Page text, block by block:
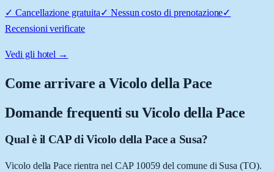
✓ Cancellazione gratuita✓ Nessun costo di prenotazione✓
Recensioni verificate
Vedi gli hotel →
Come arrivare aVicolo della Pace
Domande frequenti su Vicolo della Pace
Qual è il CAP di Vicolo della Pace a Susa?
Vicolo della Pace rientra nel CAP 10059 del comune di Susa (TO).